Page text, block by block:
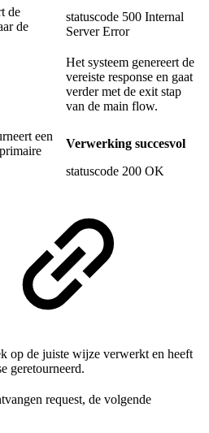
de
de
statuscode 500 Internal
Server Error
Het systeem genereert de
vereiste response en gaat
verder met de exit stap
van de main flow.
een
Verwerking succesvol
statuscode 200 OK
op de juiste wijze verwerkt en heeft
geretourneerd.
request, de volgende